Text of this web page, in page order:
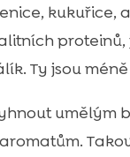
kukuřice,
proteinů,
Ty jsou
umělým